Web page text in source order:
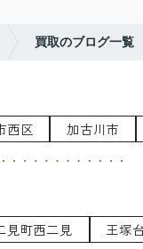
買取のブログ一覧
西区 加古川市
見町西二見 王塚